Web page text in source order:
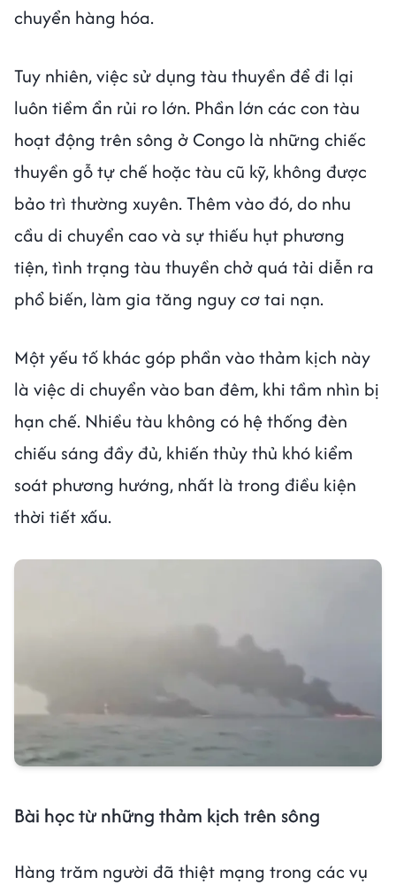
chuyển hàng hóa.
Tuy nhiên, việc sử dụng tàu thuyền để đi lại
luôn tiềm ẩn rủi ro lớn. Phần lớn các con tàu
hoạt động trên sông ở Congo là những chiếc
thuyền gỗ tự chế hoặc tàu cũ kỹ, không được
bảo trì thường xuyên. Thêm vào đó, do nhu
cầu di chuyển cao và sự thiếu hụt phương
tiện, tình trạng tàu thuyền chở quá tải diễn ra
phổ biến, làm gia tăng nguy cơ tai nạn.
Một yếu tố khác góp phần vào thảm kịch này
là việc di chuyển vào ban đêm, khi tầm nhìn bị
hạn chế. Nhiều tàu không có hệ thống đèn
chiếu sáng đầy đủ, khiến thủy thủ khó kiểm
soát phương hướng, nhất là trong điều kiện
thời tiết xấu.
Bài học từ những thảm kịch trên sông
Hàng trăm người đã thiệt mạng trong các vụ